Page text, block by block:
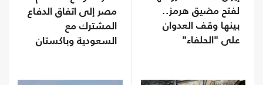
لفتح مضيق هرمز..
بينها وقف العدوان
على "الحلفاء"
مصر إلى اتفاق الدفاع
المشترك مع
السعودية وباكستان